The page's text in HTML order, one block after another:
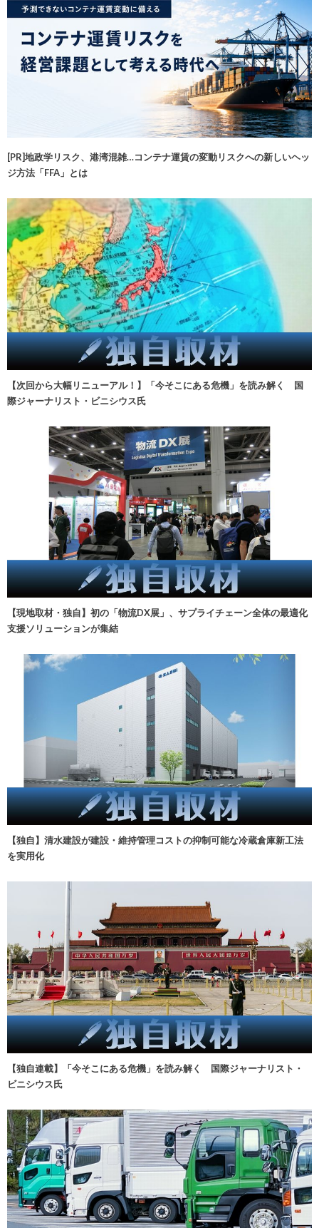
[PR]地政学リスク、港湾混雑…コンテナ運賃の変動リスクへの新しいヘッ
ジ方法「FFA」とは
【次回から大幅リニューアル！】「今そこにある危機」を読み解く 国
際ジャーナリスト・ビニシウス氏
【現地取材・独自】初の「物流DX展」、サプライチェーン全体の最適化
支援ソリューションが集結
【独自】清水建設が建設・維持管理コストの抑制可能な冷蔵倉庫新工法
を実用化
【独自連載】「今そこにある危機」を読み解く 国際ジャーナリスト・
ビニシウス氏